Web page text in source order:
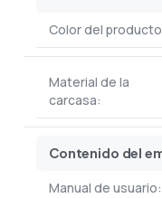
Color del
Material de la
carcasa:
Contenido del
Manual de usuario: